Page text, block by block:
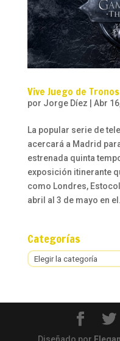
Vive Juego de Tronos
por Jorge Díez Abr
La popular serie de
acercará a Madrid
estrenada quinta
exposición itinerante
como Londres,
abril al 3 de mayo en
Categorías
Categorías